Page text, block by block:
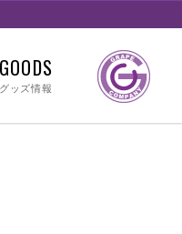
GOODS
グッズ情報